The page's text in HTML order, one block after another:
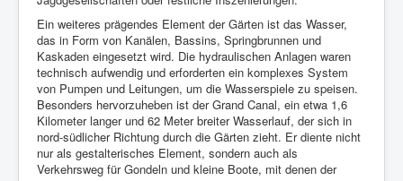
Ein weiteres prägendes Element der Gärten ist das Wasser,
das in Form von Kanälen, Bassins, Springbrunnen und
Kaskaden eingesetzt wird. Die hydraulischen Anlagen waren
technisch aufwendig und erforderten ein komplexes System
von Pumpen und Leitungen, um die Wasserspiele zu speisen.
Besonders hervorzuheben ist der Grand Canal, ein etwa 1,6
Kilometer langer und 62 Meter breiter Wasserlauf, der sich in
nord-südlicher Richtung durch die Gärten zieht. Er diente nicht
nur als gestalterisches Element, sondern auch als
Verkehrsweg für Gondeln und kleine Boote, mit denen der